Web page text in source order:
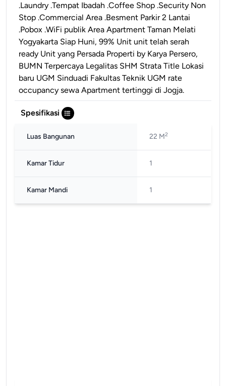
.Laundry .Tempat Ibadah .Coffee Shop .Security Non
Stop .Commercial Area .Besment Parkir 2 Lantai
.Pobox .WiFi publik Area Apartment Taman Melati
Yogyakarta Siap Huni, 99% Unit unit telah serah
ready Unit yang Persada Properti by Karya Persero,
BUMN Terpercaya Legalitas SHM Strata Title Lokasi
baru UGM Sinduadi Fakultas Teknik UGM rate
occupancy sewa Apartment tertinggi di Jogja.
Spesifikasi
Luas Bangunan 22 M2
Kamar Tidur 1
Kamar Mandi 1